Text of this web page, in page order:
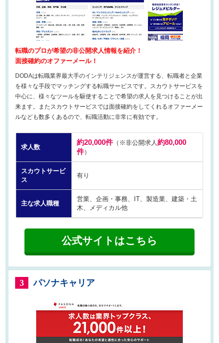
転職のプロが希望の非公開求人情報を紹介！
面接確約のオファーメール！
DODAは転職業界最大手のインテリジェンスが運営する、転職者と企業
を様々な手段でマッチングする転職サービスです。スカウトサービスを
中心に、様々なツールを駆使することで希望の求人を見つけることが出
来ます。またスカウトサービスでは面接確約をしてくれるオファーメー
ルなども数多くあるので、転職活動に非常に有効です。
求人数
約20,000件 （※非公開求人約80,000
件）
スカウトサービ
ス
有り
主な求人職種
営業、企画・事務、IT、製造業、建築・土
木、メディカル他
公式サイトはこちら
3 パソナキャリア